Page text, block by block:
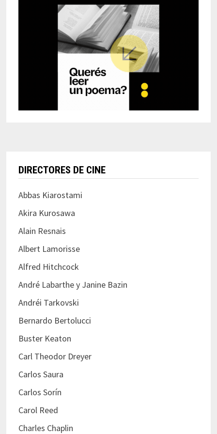
DIRECTORES DE CINE
Abbas Kiarostami
Akira Kurosawa
Alain Resnais
Albert Lamorisse
Alfred Hitchcock
André Labarthe y Janine Bazin
Andréi Tarkovski
Bernardo Bertolucci
Buster Keaton
Carl Theodor Dreyer
Carlos Saura
Carlos Sorín
Carol Reed
Charles Chaplin